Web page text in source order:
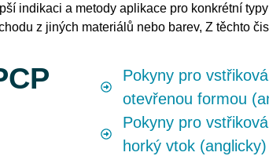
indikaci a metody aplikace pro konkrétní
z jiných materiálů nebo barev, Z těchto
Pokyny pro
otevřenou formou
Pokyny pro
horký vtok (anglicky)